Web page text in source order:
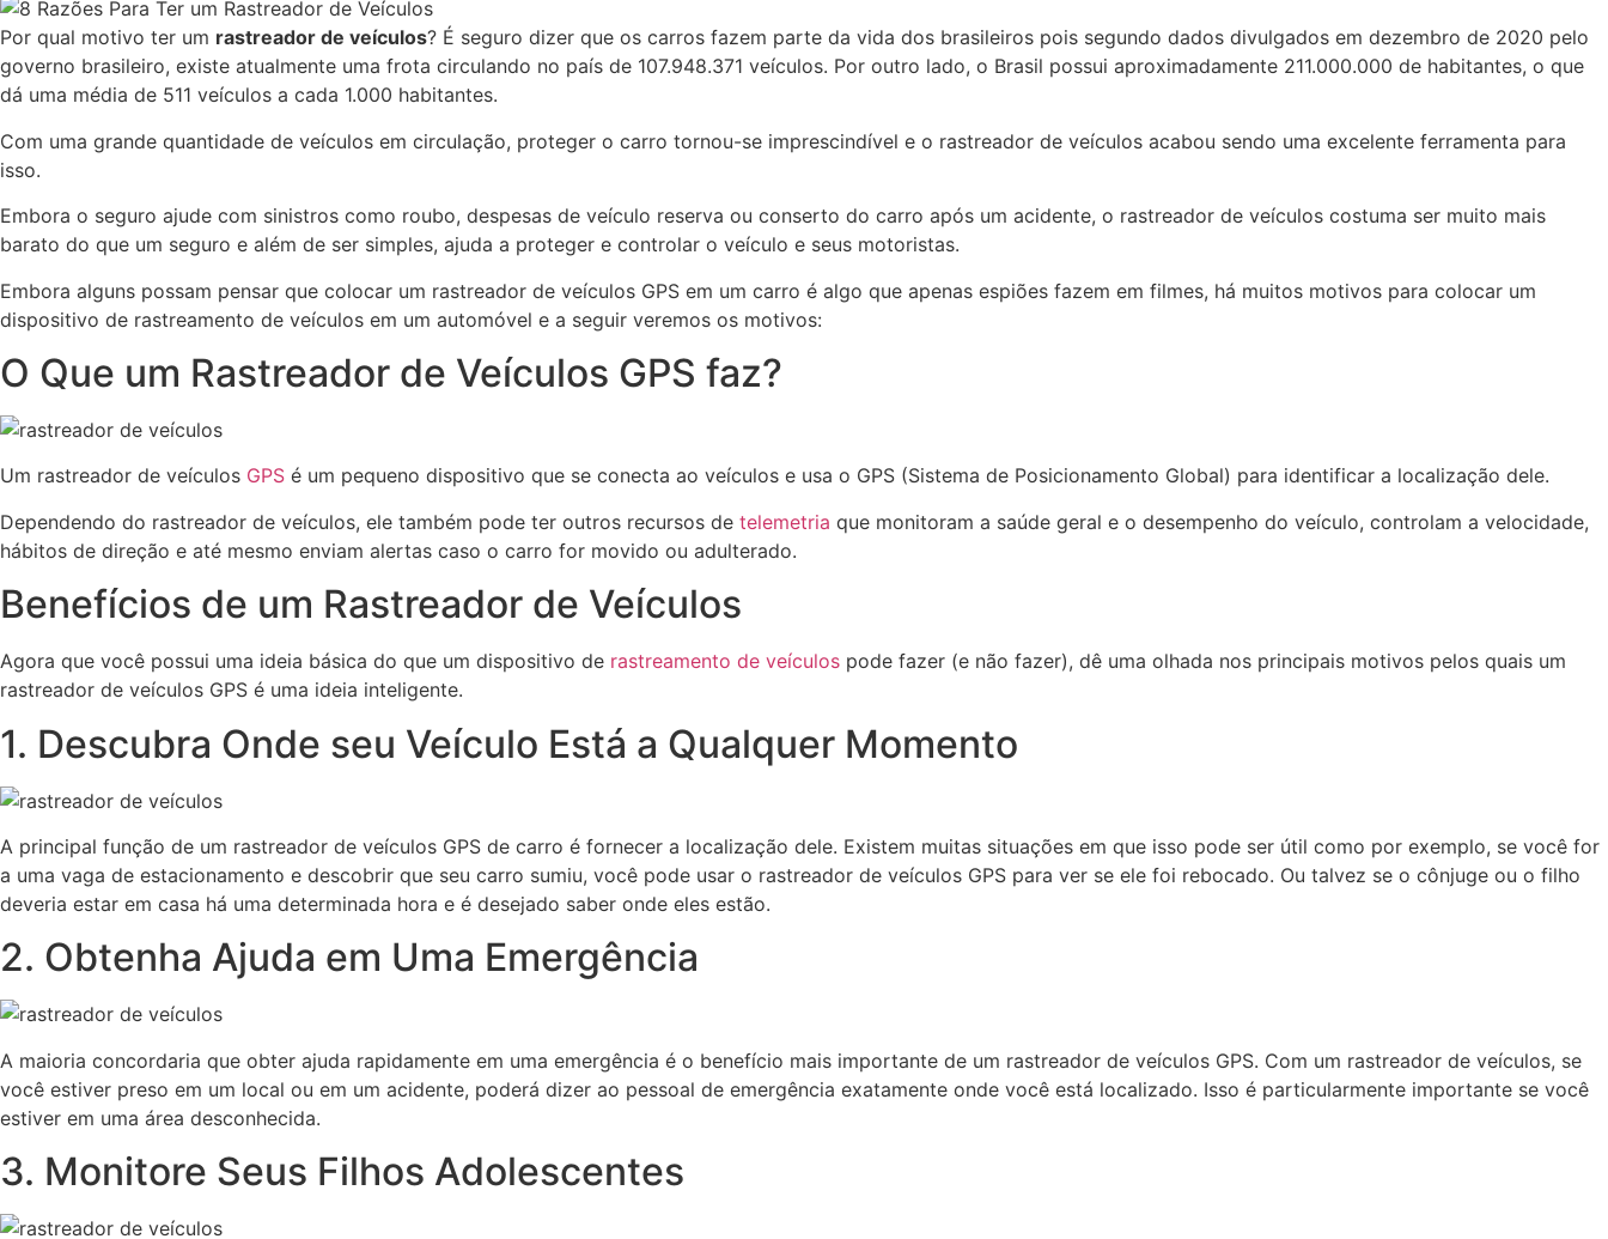
Por qual motivo ter um rastreador de veículos? É seguro dizer que os carros fazem parte da vida dos brasileiros pois segundo dados divulgados em dezembro de 2020 pelo
governo brasileiro, existe atualmente uma frota circulando no país de 107.948.371 veículos. Por outro lado, o Brasil possui aproximadamente 211.000.000 de habitantes, o que
dá uma média de 511 veículos a cada 1.000 habitantes.
Com uma grande quantidade de veículos em circulação, proteger o carro tornou-se imprescindível e o rastreador de veículos acabou sendo uma excelente ferramenta para
isso.
Embora o seguro ajude com sinistros como roubo, despesas de veículo reserva ou conserto do carro após um acidente, o rastreador de veículos costuma ser muito mais
barato do que um seguro e além de ser simples, ajuda a proteger e controlar o veículo e seus motoristas.
Embora alguns possam pensar que colocar um rastreador de veículos GPS em um carro é algo que apenas espiões fazem em filmes, há muitos motivos para colocar um
dispositivo de rastreamento de veículos em um automóvel e a seguir veremos os motivos:
O Que um Rastreador de Veículos GPS faz?
Um rastreador de veículos GPS é um pequeno dispositivo que se conecta ao veículos e usa o GPS (Sistema de Posicionamento Global) para identificar a localização dele.
Dependendo do rastreador de veículos, ele também pode ter outros recursos de telemetria que monitoram a saúde geral e o desempenho do veículo, controlam a velocidade,
hábitos de direção e até mesmo enviam alertas caso o carro for movido ou adulterado.
Benefícios de um Rastreador de Veículos
Agora que você possui uma ideia básica do que um dispositivo de rastreamento de veículos pode fazer (e não fazer), dê uma olhada nos principais motivos pelos quais um
rastreador de veículos GPS é uma ideia inteligente.
1. Descubra Onde seu Veículo Está a Qualquer Momento
A principal função de um rastreador de veículos GPS de carro é fornecer a localização dele. Existem muitas situações em que isso pode ser útil como por exemplo, se você for
a uma vaga de estacionamento e descobrir que seu carro sumiu, você pode usar o rastreador de veículos GPS para ver se ele foi rebocado. Ou talvez se o cônjuge ou o filho
deveria estar em casa há uma determinada hora e é desejado saber onde eles estão.
2. Obtenha Ajuda em Uma Emergência
A maioria concordaria que obter ajuda rapidamente em uma emergência é o benefício mais importante de um rastreador de veículos GPS. Com um rastreador de veículos, se
você estiver preso em um local ou em um acidente, poderá dizer ao pessoal de emergência exatamente onde você está localizado. Isso é particularmente importante se você
estiver em uma área desconhecida.
3. Monitore Seus Filhos Adolescentes